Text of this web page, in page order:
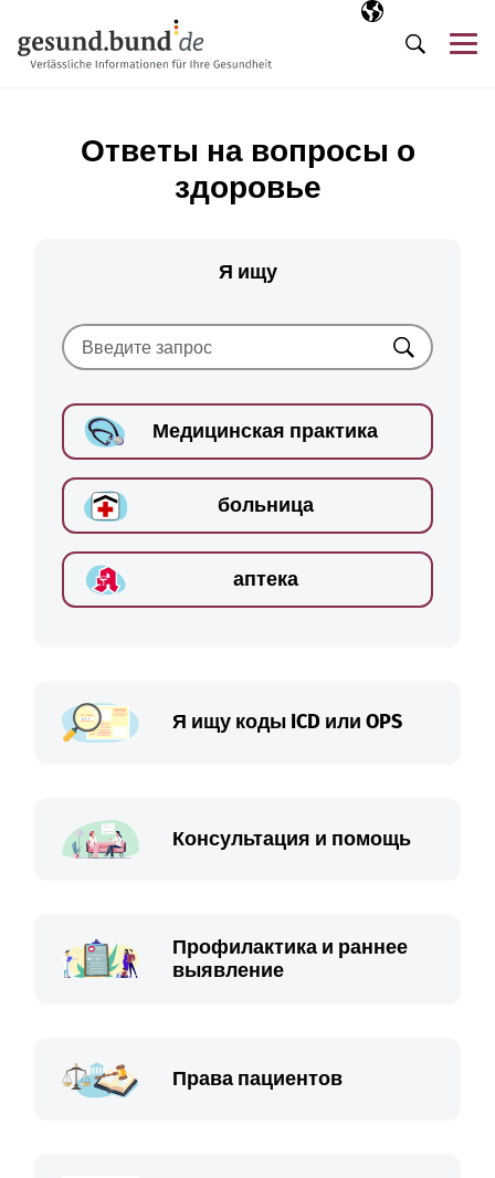
Выбранный
RU
Поиск
Ответы на вопросы о
здоровье
Я ищу
Искать
Медицинская практика
больница
аптека
Я ищу коды ICD или OPS
Консультация и помощь
Профилактика и раннее
выявление
Права пациентов